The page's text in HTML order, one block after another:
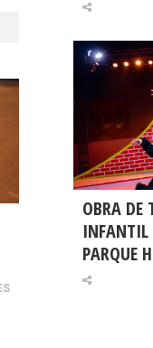
OBRA DE
INFANTIL
PARQUE